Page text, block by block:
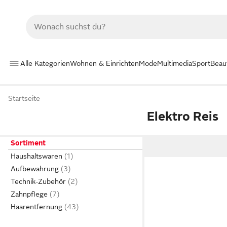
Alle KategorienWohnen & EinrichtenModeMultimediaSport
Startseite
Elektro Reis
Sortiment
Haushaltswaren
Aufbewahrung
Technik-Zubehör
Zahnpflege
Haarentfernung